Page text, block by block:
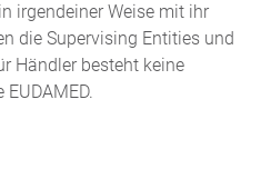
irgendeiner Weise mit ihr
die Supervising Entities und
Händler besteht keine